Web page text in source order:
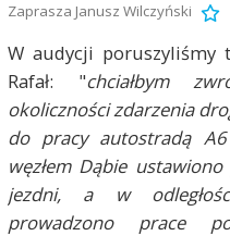
Zaprasza Janusz Wilczyński
W audycji poruszyliśmy
Rafał: "chciałbym
okoliczności zdarzenia
do pracy autostradą
węzłem Dąbie
jezdni, a w
prowadzono prace